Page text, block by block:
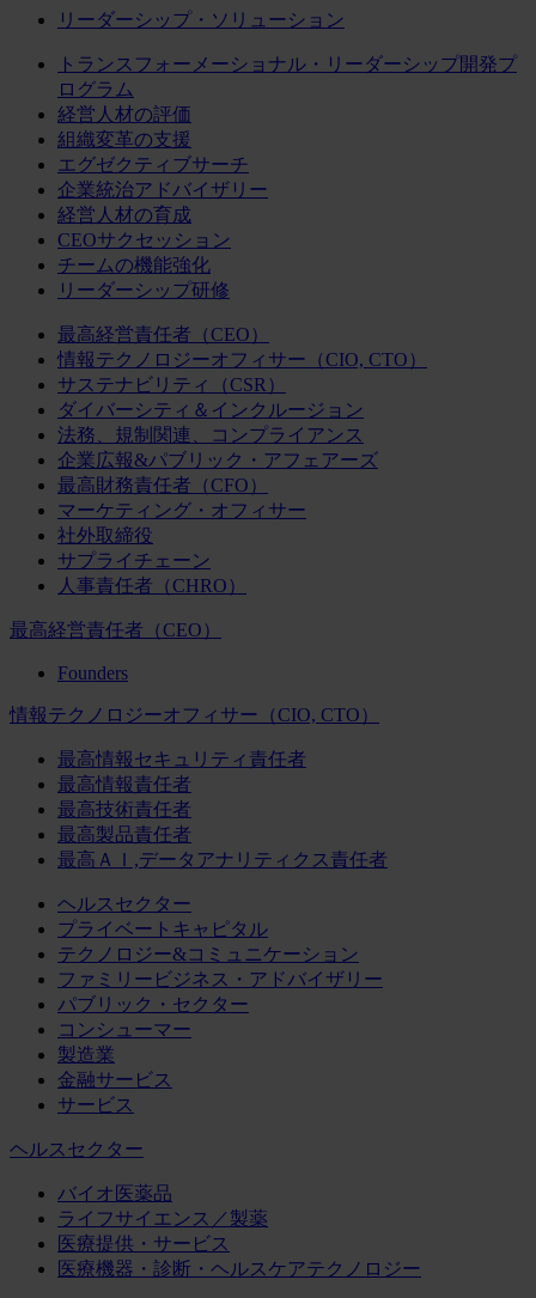
リーダーシップ・ソリューション
トランスフォーメーショナル・リーダーシップ開発プ
ログラム
経営人材の評価
組織変革の支援
エグゼクティブサーチ
企業統治アドバイザリー
経営人材の育成
CEOサクセッション
チームの機能強化
リーダーシップ研修
最高経営責任者（CEO）
情報テクノロジーオフィサー（CIO, CTO）
サステナビリティ（CSR）
ダイバーシティ＆インクルージョン
法務、規制関連、コンプライアンス
企業広報&パブリック・アフェアーズ
最高財務責任者（CFO）
マーケティング・オフィサー
社外取締役
サプライチェーン
人事責任者（CHRO）
最高経営責任者（CEO）
Founders
情報テクノロジーオフィサー（CIO, CTO）
最高情報セキュリティ責任者
最高情報責任者
最高技術責任者
最高製品責任者
最高ＡＩ,データアナリティクス責任者
ヘルスセクター
プライベートキャピタル
テクノロジー&コミュニケーション
ファミリービジネス・アドバイザリー
パブリック・セクター
コンシューマー
製造業
金融サービス
サービス
ヘルスセクター
バイオ医薬品
ライフサイエンス／製薬
医療提供・サービス
医療機器・診断・ヘルスケアテクノロジー